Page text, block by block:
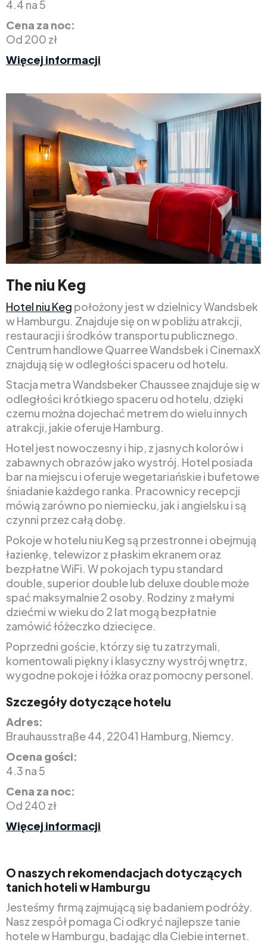
4.4 na 5
Cena za noc:
Od 200 zł
Więcej informacji
The niu Keg
Hotel niu Keg położony jest w dzielnicy Wandsbek
w Hamburgu. Znajduje się on w pobliżu atrakcji,
restauracji i środków transportu publicznego.
Centrum handlowe Quarree Wandsbek i CinemaxX
znajdują się w odległości spaceru od hotelu.
Stacja metra Wandsbeker Chaussee znajduje się w
odległości krótkiego spaceru od hotelu, dzięki
czemu można dojechać metrem do wielu innych
atrakcji, jakie oferuje Hamburg.
Hotel jest nowoczesny i hip, z jasnych kolorów i
zabawnych obrazów jako wystrój. Hotel posiada
bar na miejscu i oferuje wegetariańskie i bufetowe
śniadanie każdego ranka. Pracownicy recepcji
mówią zarówno po niemiecku, jak i angielsku i są
czynni przez całą dobę.
Pokoje w hotelu niu Keg są przestronne i obejmują
łazienkę, telewizor z płaskim ekranem oraz
bezpłatne WiFi. W pokojach typu standard
double, superior double lub deluxe double może
spać maksymalnie 2 osoby. Rodziny z małymi
dziećmi w wieku do 2 lat mogą bezpłatnie
zamówić łóżeczko dziecięce.
Poprzedni goście, którzy się tu zatrzymali,
komentowali piękny i klasyczny wystrój wnętrz,
wygodne pokoje i łóżka oraz pomocny personel.
Szczegóły dotyczące hotelu
Adres:
Brauhausstraße 44, 22041 Hamburg, Niemcy.
Ocena gości:
4.3 na 5
Cena za noc:
Od 240 zł
Więcej informacji
O naszych rekomendacjach dotyczących
tanich hoteli w Hamburgu
Jesteśmy firmą zajmującą się badaniem podróży.
Nasz zespół pomaga Ci odkryć najlepsze tanie
hotele w Hamburgu, badając dla Ciebie internet.